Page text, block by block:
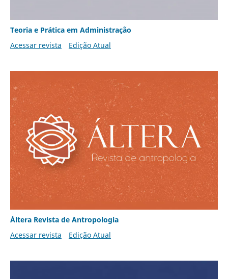
Teoria e Prática em Administração
Acessar revista
Edição Atual
Áltera Revista de Antropologia
Acessar revista
Edição Atual